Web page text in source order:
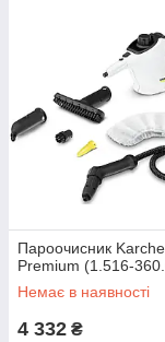
Пароочисник
Premium (1.516-
Немає в наявності
4 332 ₴